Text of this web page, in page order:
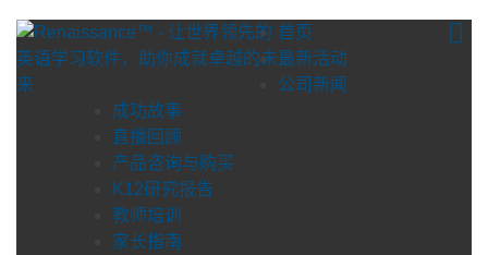
content
首页
最新活动
公司新闻
成功故事
直播回顾
产品咨询与购买
K12研究报告
教师培训
家长指南